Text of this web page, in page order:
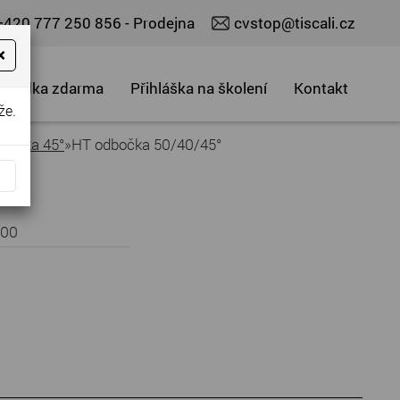
777 250 856 - Prodejna cvstop@tiscali.cz
Nabídka zdarma Přihláška na školení Kontakt
45°»HT odbočka 50/40/45°